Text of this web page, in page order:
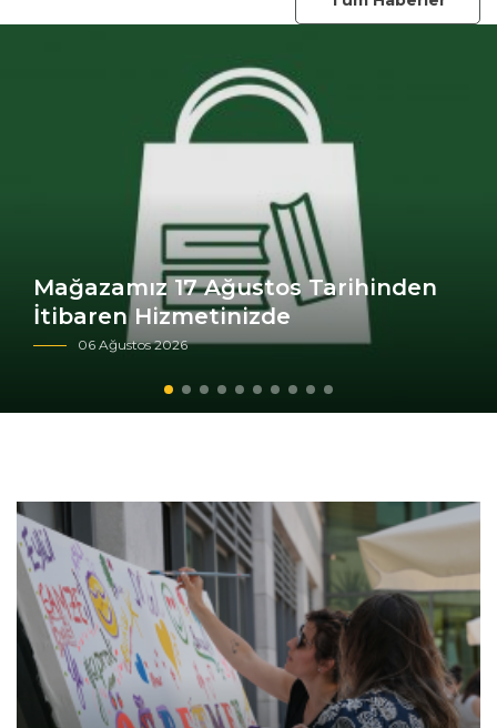
Mağazamız 17 Ağustos Tarihinden
İtibaren Hizmetinizde
06 Ağustos 2026